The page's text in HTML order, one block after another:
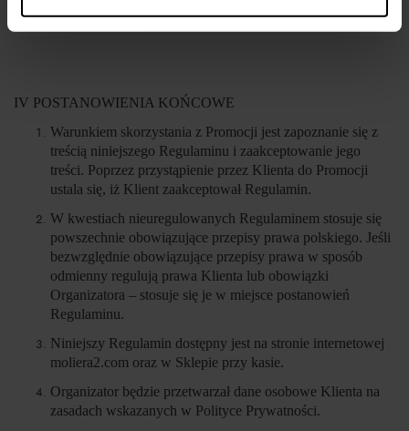
przed sądem powszechnym.
IV POSTANOWIENIA KOŃCOWE
Warunkiem skorzystania z Promocji jest zapoznanie się z
treścią niniejszego Regulaminu i zaakceptowanie jego
treści. Poprzez przystąpienie przez Klienta do Promocji
ustala się, iż Klient zaakceptował Regulamin.
W kwestiach nieuregulowanych Regulaminem stosuje się
powszechnie obowiązujące przepisy prawa polskiego. Jeśli
bezwzględnie obowiązujące przepisy prawa w sposób
odmienny regulują prawa Klienta lub obowiązki
Organizatora – stosuje się je w miejsce postanowień
Regulaminu.
Niniejszy Regulamin dostępny jest na stronie internetowej
moliera2.com oraz w Sklepie przy kasie.
Organizator będzie przetwarzał dane osobowe Klienta na
zasadach wskazanych w Polityce Prywatności.